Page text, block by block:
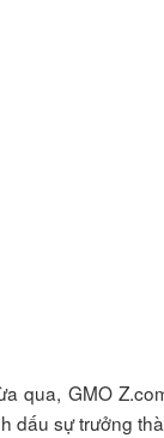
qua, GMO
dấu sự trưởng